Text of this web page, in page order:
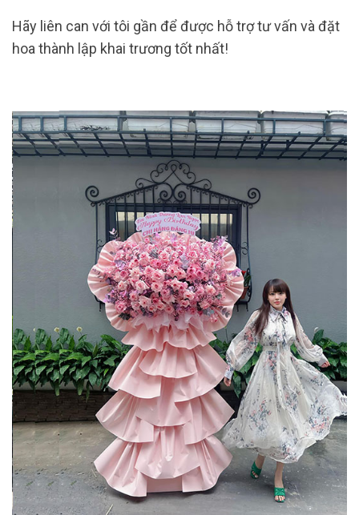
Hãy liên can với tôi gần để được hỗ trợ tư vấn và đặt
hoa thành lập khai trương tốt nhất!